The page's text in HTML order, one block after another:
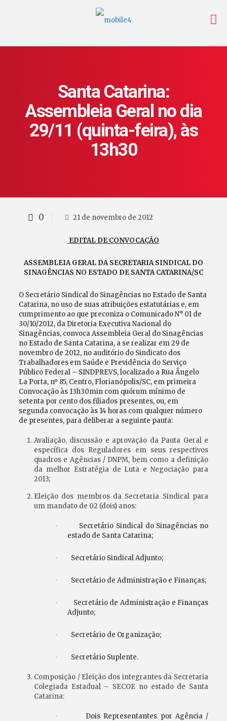
Santa Catarina:
Assembleia Geral no dia
29/11 (quinta-feira), às
13h30
0 21 de novembro de 2012
EDITAL DE CONVOCAÇÃO
ASSEMBLEIA GERAL DA SECRETARIA SINDICAL DO
SINAGÊNCIAS NO ESTADO DE SANTA CATARINA/SC
O Secretário Sindical do Sinagências no Estado de Santa
Catarina, no uso de suas atribuições estatutárias e, em
cumprimento ao que preconiza o Comunicado N° 01 de
30/10/2012, da Diretoria Executiva Nacional do
Sinagências, convoca Assembleia Geral do Sinagências
no Estado de Santa Catarina, a se realizar em 29 de
novembro de 2012, no auditório do Sindicato dos
Trabalhadores em Saúde e Previdência do Serviço
Público Federal – SINDPREVS, localizado a Rua Ângelo
La Porta, nº 85, Centro, Florianópolis/SC, em primeira
Convocação às 13h30min com quórum mínimo de
setenta por cento dos filiados presentes, ou, em
segunda convocação às 14 horas com qualquer número
de presentes, para deliberar a seguinte pauta:
Avaliação, discussão e aprovação da Pauta Geral e
específica dos Reguladores em seus respectivos
quadros e Agências / DNPM, bem como a definição
da melhor Estratégia de Luta e Negociação para
2013;
Eleição dos membros da Secretaria Sindical para
um mandato de 02 (dois) anos:
·
Secretário Sindical do Sinagências no
estado de Santa Catarina;
· Secretário Sindical Adjunto;
· Secretário de Administração e Finanças;
·
Secretário de Administração e Finanças
Adjunto;
· Secretário de Organização;
· Secretário Suplente.
Composição / Eleição dos integrantes da Secretaria
Colegiada Estadual – SECOE no estado de Santa
Catarina:
·
Dois Representantes por Agência /